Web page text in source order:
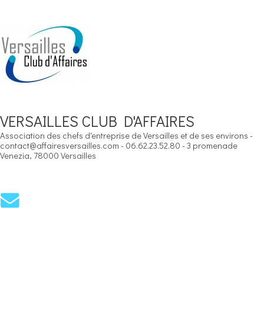
VERSAILLES CLUB D'AFFAIRES
Association des chefs d'entreprise de Versailles et de ses environs -
contact@affairesversailles.com - 06.62.23.52.80 - 3 promenade
Venezia, 78000 Versailles